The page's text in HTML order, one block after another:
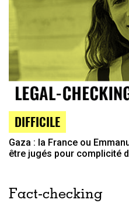
DIFFICILE
Gaza : la France ou
être jugés pour complicité
Fact-checking